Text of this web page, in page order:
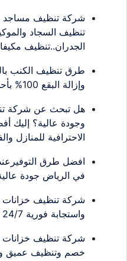
تنظيف السجاد
الجدران..تنظيف
طرق تنظيف الكنب
وإزالة البقع 100% بأحدث التقنيات
هل تبحث عن شركة
وجودة عالية؟ إليك
الاحترافية للمنازل
افضل طرق
في الرياض جودة عالية 100% اتصل
شركة تنظيف خزانات
واستجابة فورية 24/7 اتصل بنا الان
خصم وتنظيف عميق